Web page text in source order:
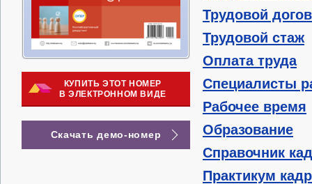
КУПИТЬ ЭТОТ НОМЕР
В ЭЛЕКТРОННОМ ВИДЕ
Скачать демо-номер
Трудовой
Трудовой стаж
Оплата труда
Специалисты
Рабочее время
Образование
Справочник
Практикум